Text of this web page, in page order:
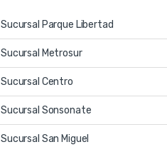
Sucursal Parque Libertad
Sucursal Metrosur
Sucursal Centro
Sucursal Sonsonate
Sucursal San Miguel